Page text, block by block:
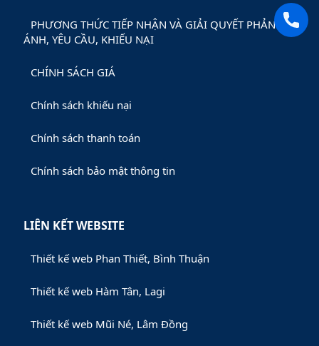
PHƯƠNG THỨC TIẾP NHẬN VÀ GIẢI QUYẾT PHẢN
ÁNH, YÊU CẦU, KHIẾU NẠI
CHÍNH SÁCH GIÁ
Chính sách khiếu nại
Chính sách thanh toán
Chính sách bảo mật thông tin
LIÊN KẾT WEBSITE
Thiết kế web Phan Thiết, Bình Thuận
Thiết kế web Hàm Tân, Lagi
Thiết kế web Mũi Né, Lâm Đồng